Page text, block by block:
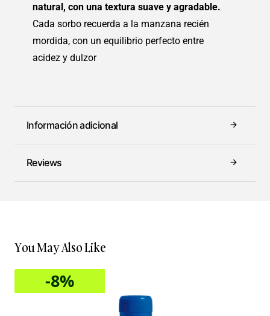
natural, con una textura suave y agradable.
Cada sorbo recuerda a la manzana recién
mordida, con un equilibrio perfecto entre
acidez y dulzor
Información adicional
Reviews
You May Also Like
-8%